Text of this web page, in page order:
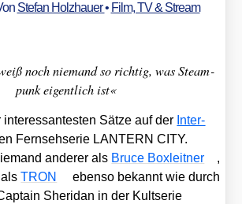
Stefan Holzhauer• Film, TV & Stream
noch nie­mand so rich­tig, was Steam­
punk eigent­lich ist«
inter­es­san­tes­ten Sät­ze auf der Inter­
Fern­seh­se­rie LANTERN CITY.
ande­rer als Bruce Box­leit­ner
,
alsTRON
eben­so bekannt wie durch
Sher­i­dan in der Kult­se­rie